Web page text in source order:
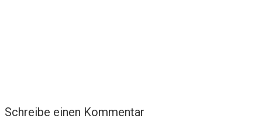
Schreibe einen Kommentar